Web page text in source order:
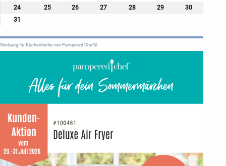
24
25 26 27 28 29
30
31
Werbung für Küchenhelfer von Pampered Chef®